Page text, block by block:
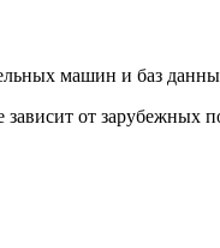
машин и баз
от зарубежных